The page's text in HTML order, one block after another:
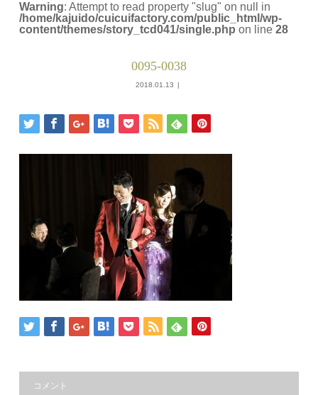
Warning: Attempt to read property "slug" on null in
/home/kajuido/cuicuifactory.com/public_html/wp-
content/themes/story_tcd041/single.php on line28
0095-0038
2018.01.13
コメント